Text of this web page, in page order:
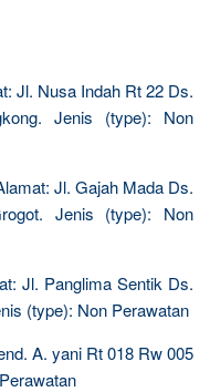
Jl. Nusa Indah Rt 22 Ds.
Jenis (type): Non
Jl. Gajah Mada Ds.
Jenis (type): Non
Jl. Panglima Sentik Ds.
(type): Non Perawatan
A. yani Rt 018 Rw 005